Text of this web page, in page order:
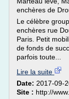
enchères de
Le célèbre
enchères rue
Paris. Petit
de fonds de
parfois toute...
Lire la suite
Date: 2017-09-
Site : http://